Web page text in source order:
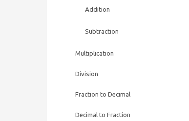
Addition
Subtraction
Multiplication
Division
Fraction to Decimal
Decimal to Fraction